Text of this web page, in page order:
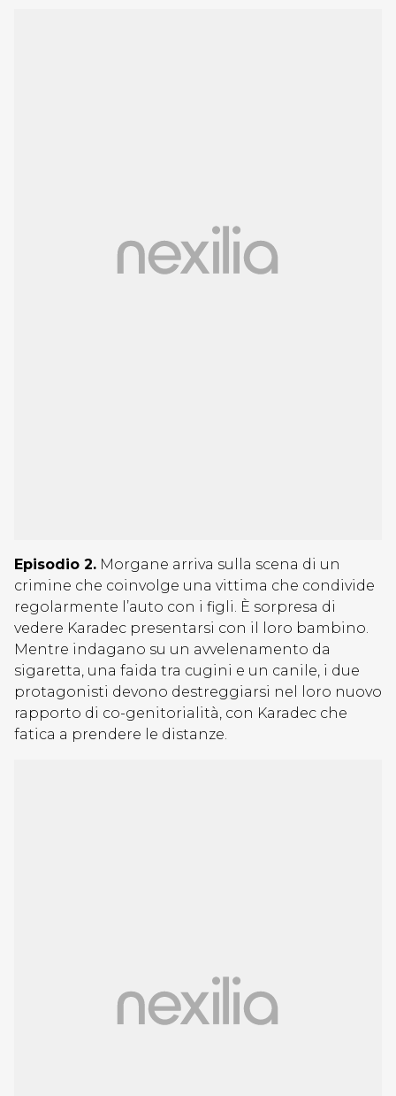
Episodio 2. Morgane arriva sulla scena di un
crimine che coinvolge una vittima che condivide
regolarmente l’auto con i figli. È sorpresa di
vedere Karadec presentarsi con il loro bambino.
Mentre indagano su un avvelenamento da
sigaretta, una faida tra cugini e un canile, i due
protagonisti devono destreggiarsi nel loro nuovo
rapporto di co-genitorialità, con Karadec che
fatica a prendere le distanze.